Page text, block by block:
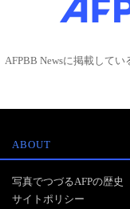
AFPBB Newsに掲載して
ABOUT
写真でつづるAFPの歴史
サイトポリシー